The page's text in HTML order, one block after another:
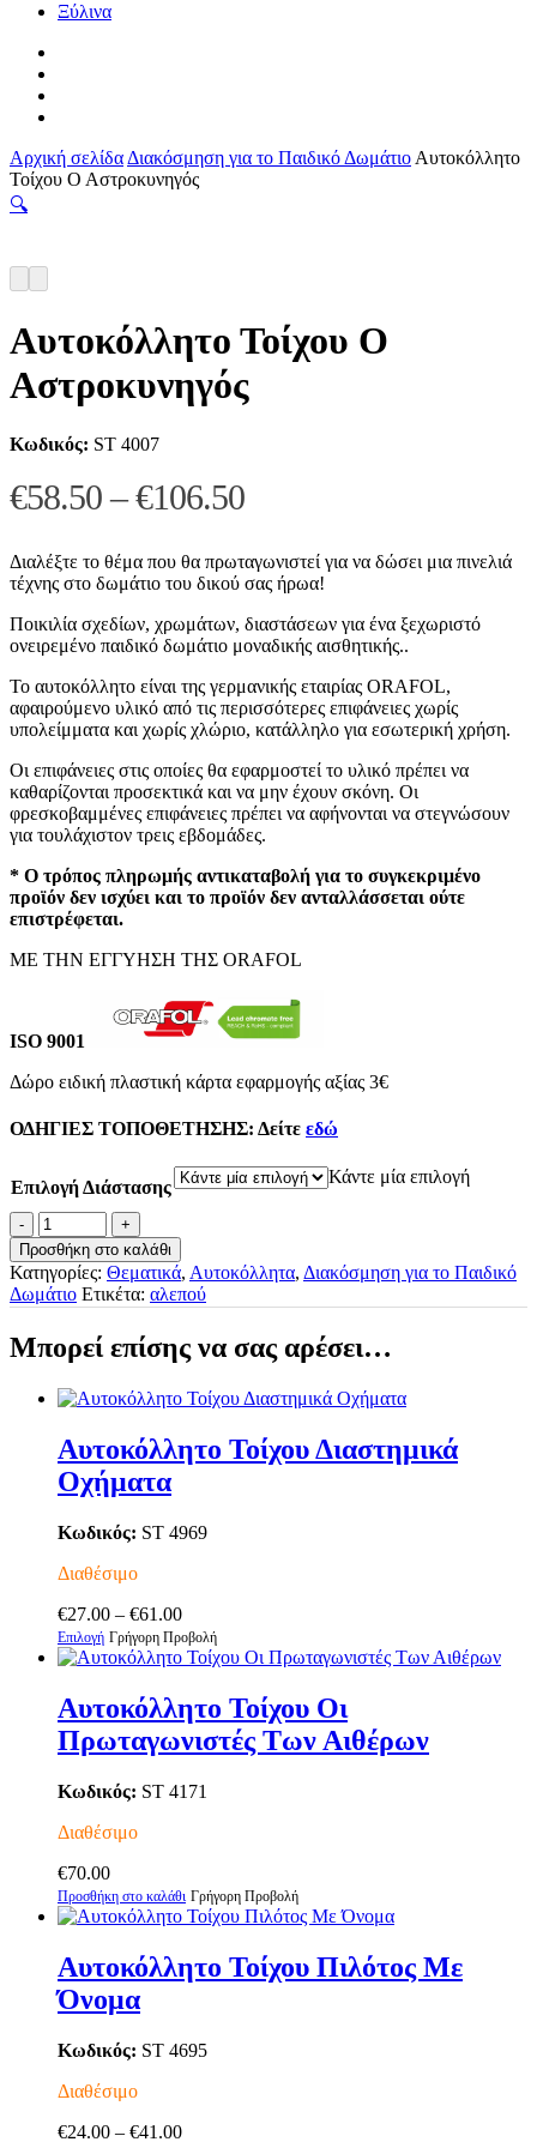
Ξύλινα
Αρχική σελίδα Διακόσμηση για το Παιδικό Δωμάτιο Αυτοκόλλητο
Τοίχου Ο Αστροκυνηγός
🔍
Αυτοκόλλητο Τοίχου Ο
Αστροκυνηγός
Κωδικός: ST 4007
€58.50 – €106.50Price
€58.50
through
€106.50
Διαλέξτε το θέμα που θα πρωταγωνιστεί για να δώσει μια πινελιά
τέχνης στο δωμάτιο του δικού σας ήρωα!
Ποικιλία σχεδίων, χρωμάτων, διαστάσεων για ένα ξεχωριστό
ονειρεμένο παιδικό δωμάτιο μοναδικής αισθητικής..
Το αυτοκόλλητο είναι της γερμανικής εταιρίας ORAFOL,
αφαιρούμενο υλικό από τις περισσότερες επιφάνειες χωρίς
υπολείμματα και χωρίς χλώριο, κατάλληλο για εσωτερική χρήση.
Οι επιφάνειες στις οποίες θα εφαρμοστεί το υλικό πρέπει να
καθαρίζονται προσεκτικά και να μην έχουν σκόνη. Οι
φρεσκοβαμμένες επιφάνειες πρέπει να αφήνονται να στεγνώσουν
για τουλάχιστον τρεις εβδομάδες.
* Ο τρόπος πληρωμής αντικαταβολή για το συγκεκριμένο
προϊόν δεν ισχύει και το προϊόν δεν ανταλλάσσεται ούτε
επιστρέφεται.
ΜΕ ΤΗΝ ΕΓΓΥΗΣΗ ΤΗΣ ORAFOL
ISO 9001
Δώρο ειδική πλαστική κάρτα εφαρμογής αξίας 3€
ΟΔΗΓΙΕΣ ΤΟΠΟΘΕΤΗΣΗΣ: Δείτε εδώ
Επιλογή Διάστασης
Κάντε μία επιλογή
Αυτοκόλλητο
Τοίχου
Ο
Αστροκυνηγός
ποσότητα
Προσθήκη στο καλάθι
Κατηγορίες: Θεματικά, Αυτοκόλλητα, Διακόσμηση για το Παιδικό
Δωμάτιο Ετικέτα: αλεπού
Μπορεί επίσης να σας αρέσει…
Αυτοκόλλητο Τοίχου Διαστημικά
Οχήματα
Κωδικός: ST 4969
Διαθέσιμο
€27.00 – €61.00Price
range:
€27.00
€61.00
Επιλογή Αυτό
το
πολλαπλές
παραλλαγές.
επιλογές
μπορούν
να
στη
σελίδα
του
Γρήγορη Προβολή
Αυτοκόλλητο Τοίχου Οι
Πρωταγωνιστές Των Αιθέρων
Κωδικός: ST 4171
Διαθέσιμο
€70.00
Προσθήκη στο καλάθι Γρήγορη Προβολή
Αυτοκόλλητο Τοίχου Πιλότος Με
Όνομα
Κωδικός: ST 4695
Διαθέσιμο
€24.00 – €41.00Price